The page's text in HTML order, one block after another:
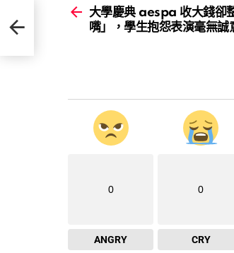
more大學慶典 aespa 收大錢卻
嘴」，學生抱怨表演毫無誠
0
ANGRY
0
CRY